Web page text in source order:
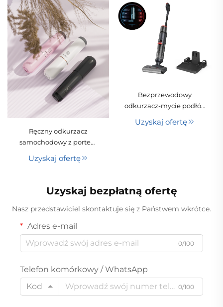
Ręczny odkurzacz
samochodowy z portem
jonowym
suchego odkurzania,
bezworkowy, wysokiej
mocy (65 W), z
szczotkowym silnikiem
prądu stałego, gwarancja
1 rok, mini projekt
Uzyskaj ofertę
Bezprzewodowy
odkurzacz-mycie podłóg
M3 – inteligentny
urządzenie do
Uzyskaj ofertę
Uzyskaj bezpłatną ofertę
Nasz przedstawiciel skontaktuje się z Państwem wkrótce.
Adres e-mail
0/100
Telefon komórkowy / WhatsApp
Kod
0/100